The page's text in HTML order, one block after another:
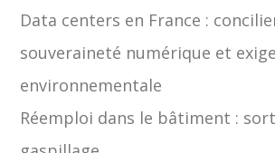
Data centers en France :
souveraineté numérique et
environnementale
Réemploi dans le bâtiment :